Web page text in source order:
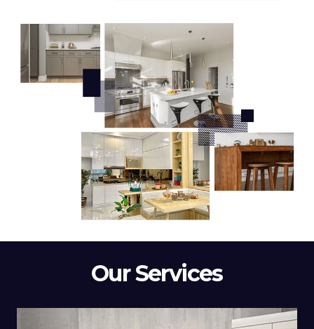
Our Services